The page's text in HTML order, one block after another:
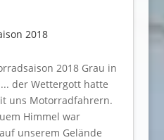
2018
2018 Grau in
der Wettergott hatte
uns Motorradfahrern.
Himmel war
unserem Gelände